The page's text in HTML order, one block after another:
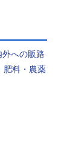
への販路
肥料・農薬